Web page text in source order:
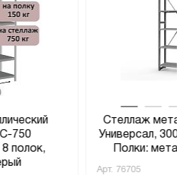
750
полок,
Стеллаж
Универсал,
Полки:
Арт. 76705